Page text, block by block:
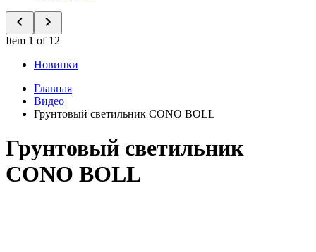
Item 1 of 12
Новинки
Главная
Видео
Грунтовый светильник CONO BOLL
Грунтовый светильник
CONO BOLL